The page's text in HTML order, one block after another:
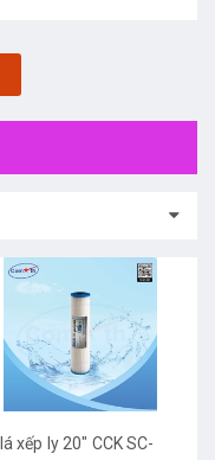
lá xếp ly 20" CCK SC-